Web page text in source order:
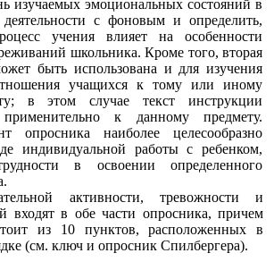
изучаемых эмоциональных состояний в
с фоновым и определить,
учения влияет на особенности
школьника. Кроме того, вторая
быть использована и для изучения
учащихся к тому или иному
в этом случае текст инструкции
применительно к данному предмету.
опросника наиболее целесообразно
индивидуальной работы с ребенком,
в освоении определенного
активности, тревожности и
входят в обе части опросника, причем
из 10 пунктов, расположенных в
(см. ключ и опросник Спилбергера).